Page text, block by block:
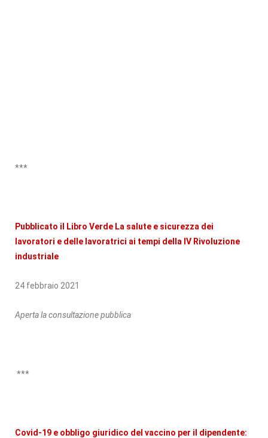
***
Pubblicato il Libro Verde La salute e sicurezza dei
lavoratori e delle lavoratrici ai tempi della IV Rivoluzione
industriale
24 febbraio 2021
Aperta la consultazione pubblica
***
Covid-19 e obbligo giuridico del vaccino per il dipendente: